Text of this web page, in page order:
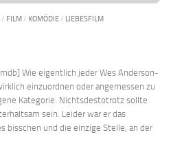
/ FILM/ KOMÖDIE/ LIEBESFILM
Wie eigentlich jeder Wes Anderson-
einzuordnen oder angemessen zu
Kategorie. Nichtsdestotrotz sollte
sein. Leider war er das
bisschen und die einzige Stelle, an der